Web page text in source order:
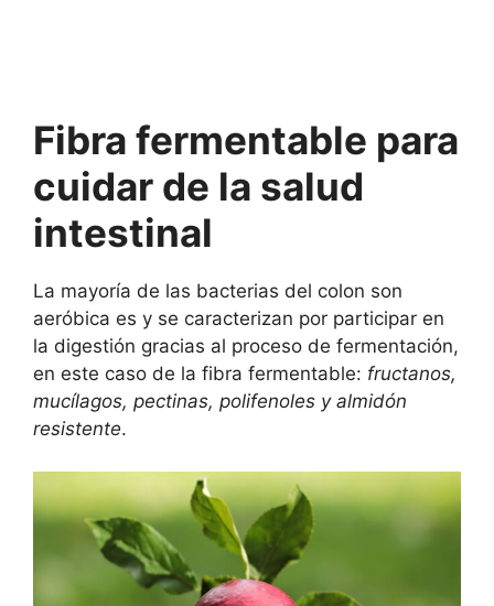
Fibra fermentable para
cuidar de la salud
intestinal
La mayoría de las bacterias del colon son
aeróbica es y se caracterizan por participar en
la digestión gracias al proceso de fermentación,
en este caso de la fibra fermentable: fructanos,
mucílagos, pectinas, polifenoles y almidón
resistente.